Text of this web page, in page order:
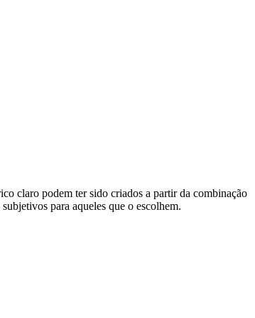
claro podem ter sido criados a partir da combinação
para aqueles que o escolhem.